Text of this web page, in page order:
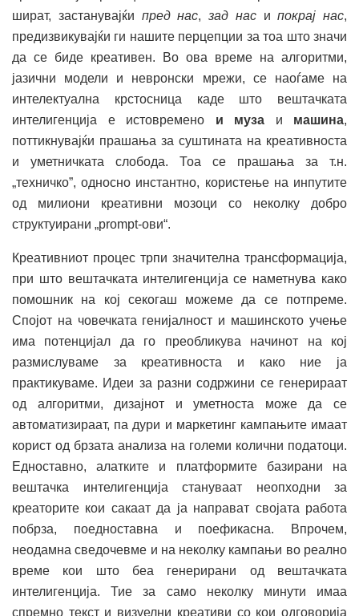
шират, застанувајќи пред нас, зад насипокрај нас,
предизвикувајќи ги нашите перцепции за тоа што значи
да се биде креативен. Во ова време на алгоритми,
јазични модели и невронски мрежи, се наоѓаме на
интелектуална крстосница каде што вештачката
интелигенција е истовремено и муза и машина,
поттикнувајќи прашања за суштината на креативноста
и уметничката слобода. Тоа се прашања за т.н.
„техничко”, односно инстантно, користење на инпутите
од милиони креативни мозоци со неколку добро
структуирани „prompt-ови“.
Креативниот процес трпи значителна трансформација,
при што вештачката интелигенција се наметнува како
помошник на кој секогаш можеме да се потпреме.
Спојот на човечката генијалност и машинското учење
има потенцијал да го преобликува начинот на кој
размислуваме за креативноста и како ние ја
практикуваме. Идеи за разни содржини се генерираат
од алгоритми, дизајнот и уметноста може да се
автоматизираат, па дури и маркетинг кампањите имаат
корист од брзата анализа на големи колични податоци.
Едноставно, алатките и платформите базирани на
вештачка интелигенција стануваат неопходни за
креаторите кои сакаат да ја направат својата работа
побрза, поедноставна и поефикасна. Впрочем,
неодамна сведочевме и на неколку кампањи во реално
време кои што беа генерирани од вештачката
интелигенција. Тие за само неколку минути имаа
спремно текст и визуелни креативи со кои одговорија